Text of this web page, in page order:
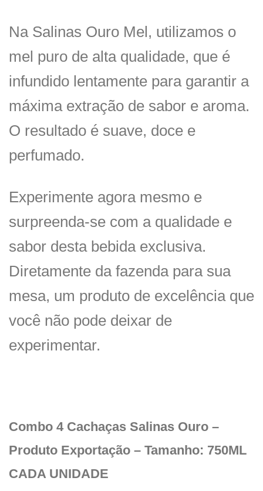
Na Salinas Ouro Mel, utilizamos o
mel puro de alta qualidade, que é
infundido lentamente para garantir a
máxima extração de sabor e aroma.
O resultado é suave, doce e
perfumado.
Experimente agora mesmo e
surpreenda-se com a qualidade e
sabor desta bebida exclusiva.
Diretamente da fazenda para sua
mesa, um produto de excelência que
você não pode deixar de
experimentar.
Combo 4 Cachaças Salinas Ouro –
Produto Exportação – Tamanho: 750ML
CADA UNIDADE